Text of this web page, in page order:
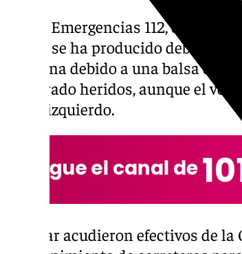
Según Emergencias 112, el
horas, se ha producido debido
mediana debido a una balsa de
registrado heridos, aunque el
carril izquierdo.
Al lugar acudieron efectivos de